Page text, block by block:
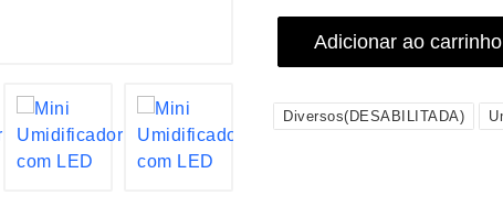
Adicionar ao carrinho
Diversos(DESABILITADA)